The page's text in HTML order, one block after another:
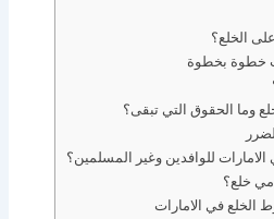
الخلع؟
خطوة بخطوة
وما الحقوق التي تبقى؟
للوافدين وغير المسلمين؟
خلع؟
الخلع في الامارات